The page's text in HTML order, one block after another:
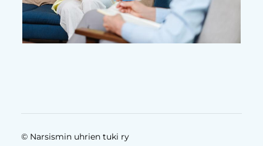
© Narsismin uhrien tuki ry